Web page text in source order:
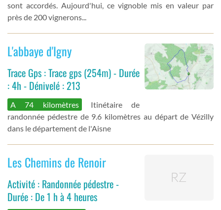
sont accordés. Aujourd'hui, ce vignoble mis en valeur par
près de 200 vignerons...
L'abbaye d'Igny
Trace Gps : Trace gps (254m) - Durée
: 4h - Dénivelé : 213
A 74 kilomètres
Itinétaire de
randonnée pédestre de 9.6 kilomètres au départ de Vézilly
dans le département de l'Aisne
Les Chemins de Renoir
Activité : Randonnée pédestre -
Durée : De 1 h à 4 heures